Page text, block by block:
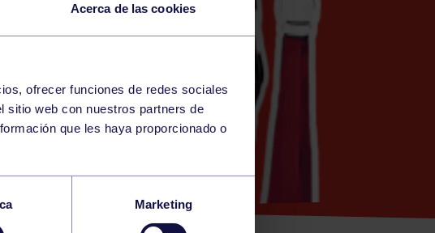
Acerca de las cookies
ofrecer funciones de redes sociales
sitio web con nuestros partners de
que les haya proporcionado o
Marketing
P.B.